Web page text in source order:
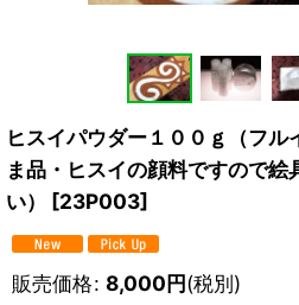
ヒスイパウダー１００ｇ（フル
ま品・ヒスイの顔料ですので絵
い）
[23P003]
販売価格: 8,000円(税別)